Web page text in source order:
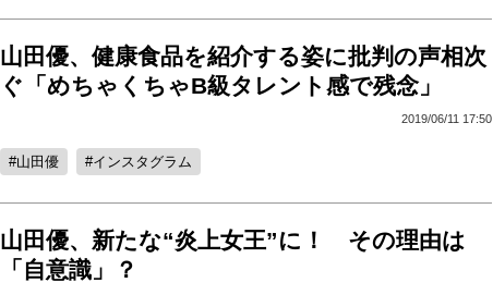
山田優、健康食品を紹介する姿に批判の声相次
ぐ「めちゃくちゃB級タレント感で残念」
2019/06/11 17:50
山田優 インスタグラム
山田優、新たな“炎上女王”に！ その理由は
「自意識」？